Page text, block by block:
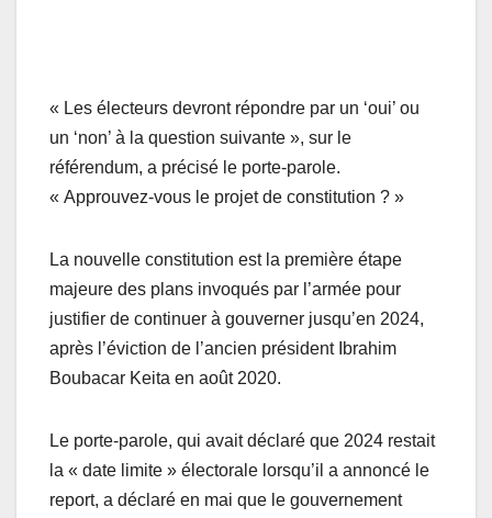
« Les électeurs devront répondre par un ‘oui’ ou
un ‘non’ à la question suivante », sur le
référendum, a précisé le porte-parole.
« Approuvez-vous le projet de constitution ? »
La nouvelle constitution est la première étape
majeure des plans invoqués par l’armée pour
justifier de continuer à gouverner jusqu’en 2024,
après l’éviction de l’ancien président Ibrahim
Boubacar Keita en août 2020.
Le porte-parole, qui avait déclaré que 2024 restait
la « date limite » électorale lorsqu’il a annoncé le
report, a déclaré en mai que le gouvernement